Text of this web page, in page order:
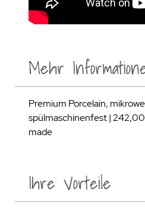
Ihre Vorteile
Mehr
Premium Porcelain,
spülmaschinenfest |
made